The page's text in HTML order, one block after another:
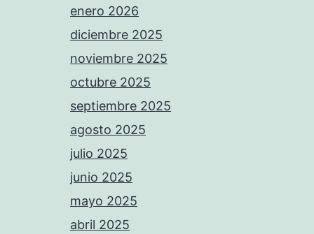
enero 2026
diciembre 2025
noviembre 2025
octubre 2025
septiembre 2025
agosto 2025
julio 2025
junio 2025
mayo 2025
abril 2025